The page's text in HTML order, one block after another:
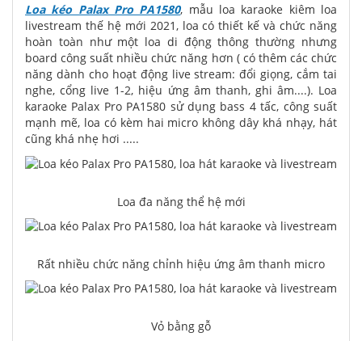
Loa kéo Palax Pro PA1580, mẫu loa karaoke kiêm loa
livestream thế hệ mới 2021, loa có thiết kế và chức năng
hoàn toàn như một loa di động thông thường nhưng
board công suất nhiều chức năng hơn ( có thêm các chức
năng dành cho hoạt động live stream: đổi giọng, cắm tai
nghe, cổng live 1-2, hiệu ứng âm thanh, ghi âm....). Loa
karaoke Palax Pro PA1580 sử dụng bass 4 tấc, công suất
mạnh mẽ, loa có kèm hai micro không dây khá nhạy, hát
cũng khá nhẹ hơi .....
Loa đa năng thể hệ mới
Rất nhiều chức năng chỉnh hiệu ứng âm thanh micro
Vỏ bằng gỗ